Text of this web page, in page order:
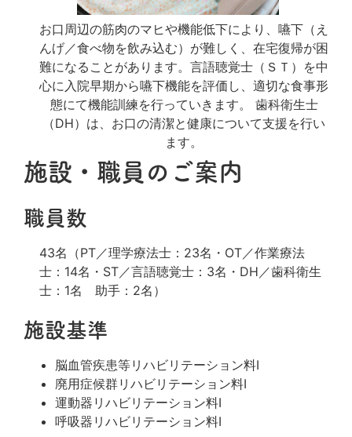
お口周辺の筋肉のマヒや機能低下により、嚥下（え
んげ／食べ物を飲み込む）が難しく、在宅復帰が困
難になることがあります。言語聴覚士（ＳＴ）を中
心に入院早期から嚥下機能を評価し、適切な食事形
態にて機能訓練を行っていきます。 歯科衛生士
（DH）は、お口の清潔と健康について支援を行い
ます。
施設・職員のご案内
職員数
43名（PT／理学療法士：23名・OT／作業療法
士：14名・ST／言語聴覚士：3名・DH／歯科衛生
士：1名 助手：2名）
施設基準
脳血管疾患等リハビリテーション料Ⅰ
廃用症候群リハビリテーション料Ⅰ
運動器リハビリテーション料Ⅰ
呼吸器リハビリテーション料Ⅰ